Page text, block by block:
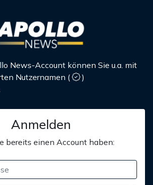
News-Account können Sie u.a. mit
Nutzernamen (
)
Anmelden
bereits einen Account haben: